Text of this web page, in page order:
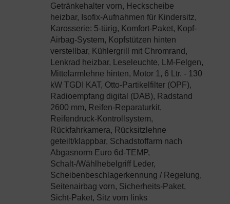
Getränkehalter vorn, Heckscheibe
heizbar, Isofix-Aufnahmen für Kindersitz,
Karosserie: 5-türig, Komfort-Paket, Kopf-
Airbag-System, Kopfstützen hinten
verstellbar, Kühlergrill mit Chromrand,
Lenkrad heizbar, Leseleuchte, LM-Felgen,
Mittelarmlehne hinten, Motor 1, 6 Ltr. - 130
kW TGDI KAT, Otto-Partikelfilter (OPF),
Radioempfang digital (DAB), Radstand
2600 mm, Reifen-Reparaturkit,
Reifendruck-Kontrollsystem,
Rückfahrkamera, Rücksitzlehne
geteilt/klappbar, Schadstoffarm nach
Abgasnorm Euro 6d-TEMP,
Schalt-/Wählhebelgriff Leder,
Scheibenbeschlagerkennung / Regelung,
Seitenairbag vorn, Sicherheits-Paket,
Sicht-Paket, Sitz vorn links